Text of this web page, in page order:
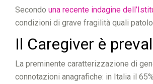
Secondo una recente indagine
condizioni di grave fragilità quali
Il Caregiver è
La preminente caratterizzazione di
connotazioni anagrafiche: in Italia il